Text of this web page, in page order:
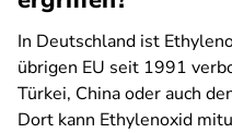
In Deutschland ist
übrigen EU seit 1991
Türkei, China oder auch
Dort kann Ethylenoxid